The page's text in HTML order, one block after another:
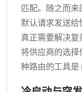
匹配。随之而
默认请求发送
真正需要解决
将供应商的选
种路由的工具是